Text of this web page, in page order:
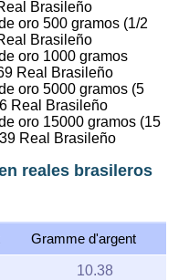
Brasileño
oro 500 gramos (1/2
Brasileño
oro 1000 gramos
Real Brasileño
oro 5000 gramos (5
Real Brasileño
oro 15000 gramos (15
Real Brasileño
reales brasileros
Gramme d'argent
10.38